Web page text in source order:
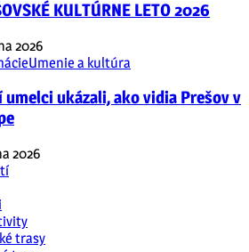
KULTÚRNE LETO 2026
2026
Umenie a kultúra
umelci ukázali, ako vidia Prešov v
2026
trasy